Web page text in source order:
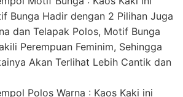
Bunga Hadir dengan 2 Pilihan Juga
dan Telapak Polos, Motif Bunga
Perempuan Feminim, Sehingga
Akan Terlihat Lebih Cantik dan
Polos Warna : Kaos Kaki ini